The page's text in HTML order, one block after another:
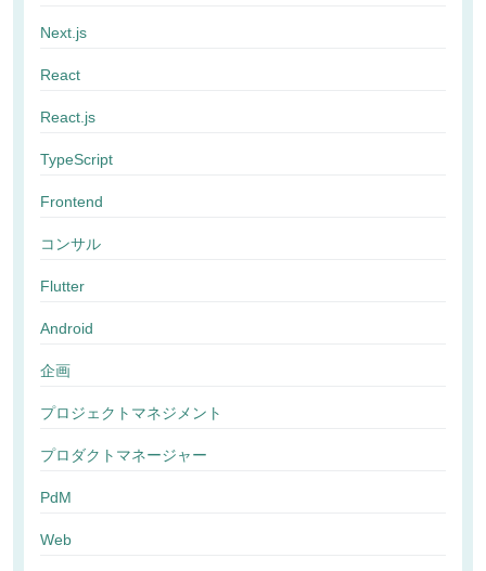
Next.js
React
React.js
TypeScript
Frontend
コンサル
Flutter
Android
企画
プロジェクトマネジメント
プロダクトマネージャー
PdM
Web